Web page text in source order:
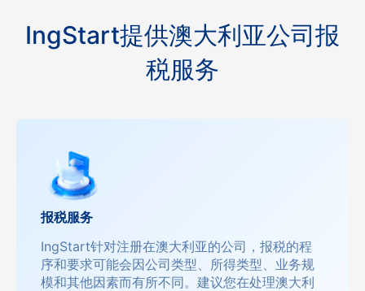
IngStart提供澳大利亚公司报
税服务
报税服务
IngStart针对注册在澳大利亚的公司，报税的程
序和要求可能会因公司类型、所得类型、业务规
模和其他因素而有所不同。建议您在处理澳大利